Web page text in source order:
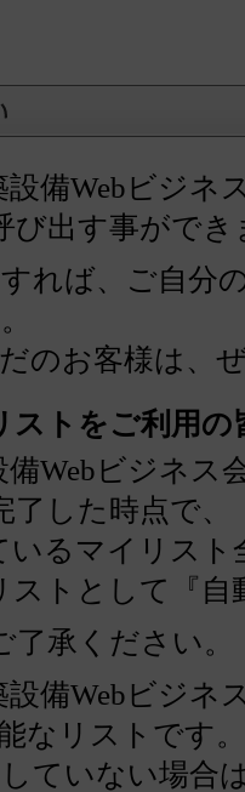
備Webビジネ
び出す事ができ
れば、ご自分
のお客様は、
ストをご利用の
備Webビジネス
了した時点で、
いるマイリスト
ストとして『
承ください。
備Webビジネ
なリストです。
ていない場合